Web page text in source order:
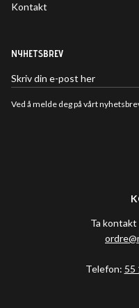
Kontakt
NYHETSBREV
Ved å melde deg på vårt
Ta
Telefon: 55